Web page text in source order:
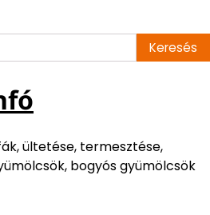
ültetése, termesztése,
bogyós gyümölcsök